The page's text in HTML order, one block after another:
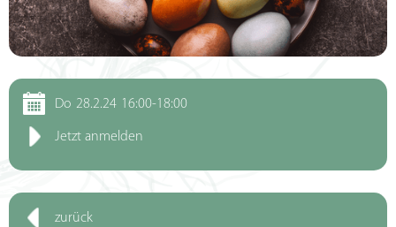
Do 28.2.24 16:00-18:00
Jetzt anmelden
zurück